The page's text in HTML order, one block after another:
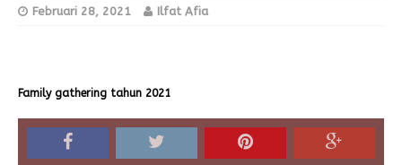
Februari 28, 2021 Ilfat Afia
Family gathering tahun 2021